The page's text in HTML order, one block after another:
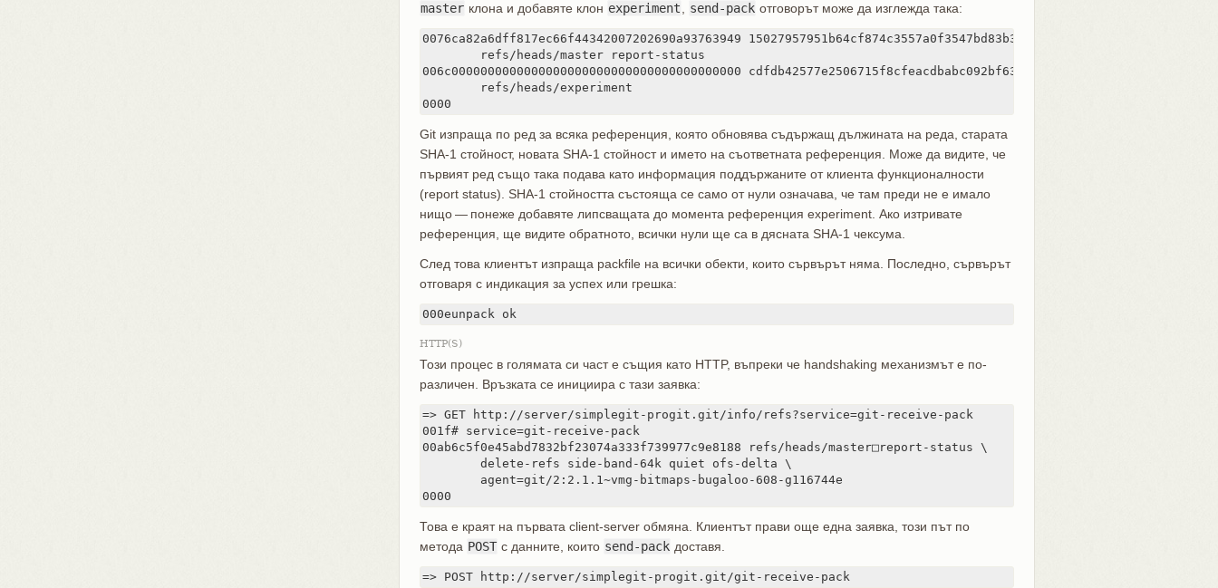
master клона и добавяте клон experiment send-pack отговорът може да изглежда така:
0076ca82a6dff817ec66f44342007202690a93763949 15027957951b64cf874c3557a0f3547bd83b3ff6 \
006c0000000000000000000000000000000000000000 cdfdb42577e2506715f8cfeacdbabc092bf63e8d \
0000
Git изпраща по ред за всяка референция, която обновява съдържащ дължината на реда, старата
SHA-1 стойност, новата SHA-1 стойност и името на съответната референция. Може да видите, че
първият ред също така подава като информация поддържаните от клиента функционалности
(report status). SHA-1 стойността състояща се само от нули означава, че там преди не е имало
нищо — понеже добавяте липсващата до момента референция experiment. Ако изтривате
референция, ще видите обратното, всички нули ще са в дясната SHA-1 чексума.
След това клиентът изпраща packfile на всички обекти, които сървърът няма. Последно, сървърът
отговаря с индикация за успех или грешка:
000eunpack ok
HTTP(S)
Този процес в голямата си част е същия като HTTP, въпреки че handshaking механизмът е по-
различен. Връзката се инициира с тази заявка:
=> GET http://server/simplegit-progit.git/info/refs?service=git-receive-pack
001f# service=git-receive-pack
00ab6c5f0e45abd7832bf23074a333f739977c9e8188 refs/heads/master□report-status \
0000
Това е краят на първата client-server обмяна. Клиентът прави още една заявка, този път по
метода POST с данните, които send-pack доставя.
=> POST http://server/simplegit-progit.git/git-receive-pack